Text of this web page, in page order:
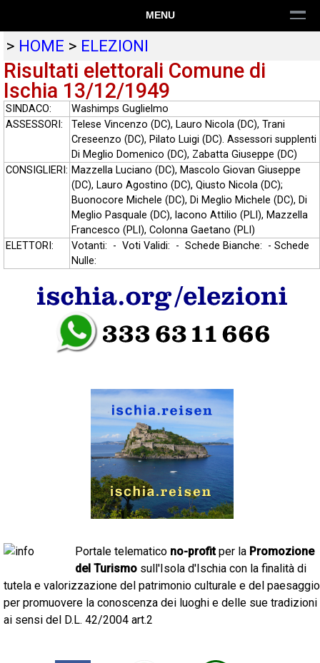
MENU
> HOME > ELEZIONI
Risultati elettorali Comune di
Ischia 13/12/1949
SINDACO:
Washimps Guglielmo
ASSESSORI:
Telese Vincenzo (DC), Lauro Nicola (DC), Trani
Creseenzo (DC), Pilato Luigi (DC). Assessori supplenti
Di Meglio Domenico (DC), Zabatta Giuseppe (DC)
CONSIGLIERI: Mazzella Luciano (DC), Mascolo Giovan Giuseppe
(DC), Lauro Agostino (DC), Qiusto Nicola (DC);
Buonocore Michele (DC), Di Meglio Michele (DC), Di
Meglio Pasquale (DC), lacono Attilio (PLI), Mazzella
Francesco (PLI), Colonna Gaetano (PLI)
ELETTORI:
Votanti: - Voti Validi: - Schede Bianche: - Schede
Nulle:
Portale telematico no-profitper la Promozione
del Turismo sull'Isola d'Ischia con la finalità di
tutela e valorizzazione del patrimonio culturale e del paesaggio
per promuovere la conoscenza dei luoghi e delle sue tradizioni
ai sensi del D.L. 42/2004 art.2